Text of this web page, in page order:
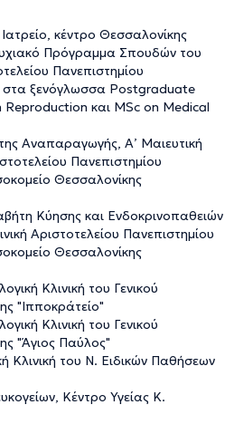
κέντρο Θεσσαλονίκης
Πρόγραμμα Σπουδών του
Πανεπιστημίου
στα ξενόγλωσσα Postgraduate
και MSc on Medical
Αναπαραγωγής, Α’ Μαιευτική
Πανεπιστημίου
Θεσσαλονίκης
Κύησης και Ενδοκρινοπαθειών
Αριστοτελείου Πανεπιστημίου
Θεσσαλονίκης
Κλινική του Γενικού
"Ιπποκράτείο"
Κλινική του Γενικού
"Άγιος Παύλος"
Κλινική του Ν. Ειδικών Παθήσεων
Κέντρο Υγείας Κ.